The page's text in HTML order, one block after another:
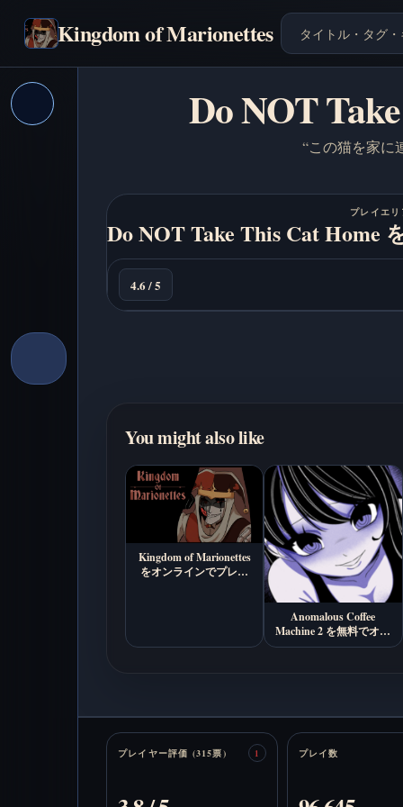
Kingdom of Marionettes
Do NOT
“この猫を家に
今
す
プ
レ
プレイエ
Do NOT Take This Cat Home
4.6 / 5
You might also like
Kingdom of Marionettes
をオンラインでプレイ
Anomalous Coffee
Machine 2 を無料でオン
ラインプレイ
Stats
プレイヤー評価 (315票) 1 プレイ数